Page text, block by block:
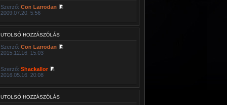
Szerző:Con Larrodan
2009.07.20. 5:56
UTOLSÓ HOZZÁSZÓLÁS
Szerző:Con Larrodan
2015.12.16. 15:03
Szerző:Shackallor
2016.05.16. 20:08
UTOLSÓ HOZZÁSZÓLÁS